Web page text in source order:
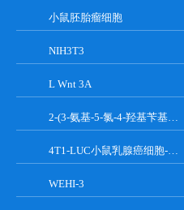
小鼠胚胎瘤细胞
NIH3T3
L Wnt 3A
2-(3-氨基-5-氯-4-羟基苄基)-1H-异吲哚-1,3(2H)-二酮
4T1-LUC小鼠乳腺癌细胞-荧光素酶标记
WEHI-3